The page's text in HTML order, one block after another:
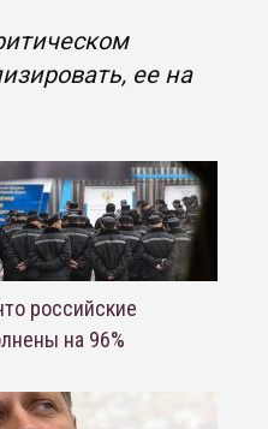
ее на
российские
на 96%